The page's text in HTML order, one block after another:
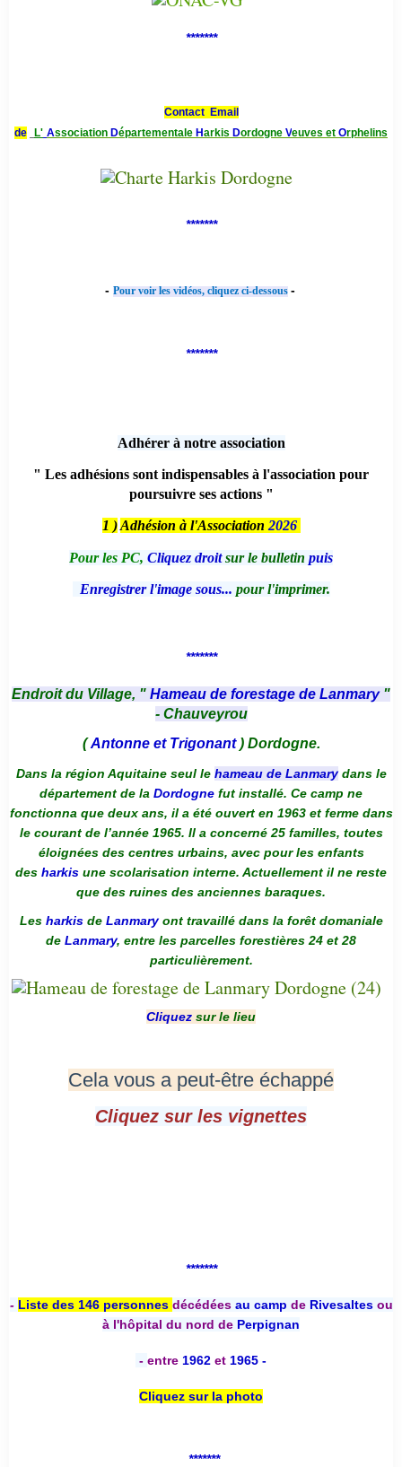
*******
Contact Email
de L' Association Départementale Harkis Dordogne Veuves et Orphelins
*******
- Pour voir les vidéos, cliquez ci-dessous -
*******
Adhérer à notre association
" Les adhésions sont indispensables à l'association pour
poursuivre ses actions "
1 ) Adhésion à l'Association 2026
Pour les PC, Cliquez droitsur le bulletin puis
Enregistrer l'image sous... pour l'imprimer.
*******
Endroit du Village, " Hameau de forestage de Lanmary "
- Chauveyrou
(Antonne et Trigonant) Dordogne.
Dans la région Aquitaine seul le hameau de Lanmarydans le
département de la Dordogne fut installé. Ce camp ne
fonctionna que deux ans, il a été ouvert en 1963 et ferme dans
le courant de l’année 1965. Il a concerné 25 familles, toutes
éloignées des centres urbains, avec pour les enfants
des harkis une scolarisation interne. Actuellement il ne reste
que des ruines des anciennes baraques.
Les harkis de Lanmaryont travaillé dans la forêt domaniale
de Lanmary, entre les parcelles forestières 24 et 28
particulièrement.
Cliquez sur le lieu
Cela vous a peut-être échappé
Cliquez sur les vignettes
*******
- Liste des 146 personnes décédées au camp deRivesaltesou
à l'hôpital du nord de Perpignan
- entre 1962 et 1965 -
Cliquez sur la photo
*******